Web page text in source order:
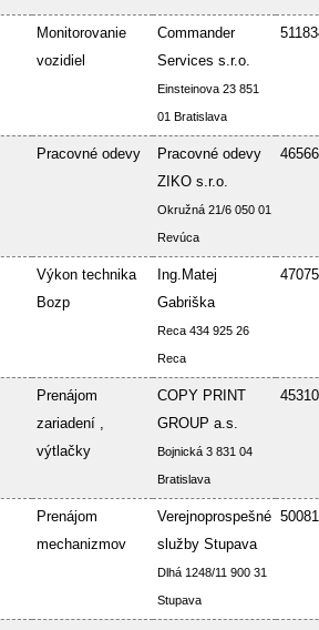
Monitorovanie
vozidiel
Commander
Services s.r.o.
Einsteinova 23 851
01 Bratislava
Pracovné odevy
Pracovné odevy
ZIKO s.r.o.
Okružná 21/6 050 01
Revúca
Výkon technika
Bozp
Ing.Matej
Gabriška
Reca 434 925 26
Reca
Prenájom
zariadení ,
výtlačky
COPY PRINT
GROUP a.s.
Bojnická 3 831 04
Bratislava
Prenájom
mechanizmov
Verejnoprospešné
služby Stupava
Dlhá 1248/11 900 31
Stupava